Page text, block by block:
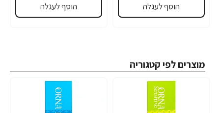
הוסף לעגלה הוסף לעגלה
מוצרים לפי קטגוריה